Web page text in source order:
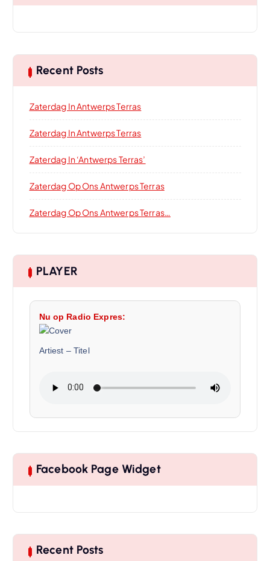
Recent Posts
Zaterdag In Antwerps Terras
Zaterdag In Antwerps Terras
Zaterdag In ‘Antwerps Terras’
Zaterdag Op Ons Antwerps Terras
Zaterdag Op Ons Antwerps Terras…
PLAYER
Nu op Radio Expres:
Artiest – Titel
Facebook Page Widget
Recent Posts